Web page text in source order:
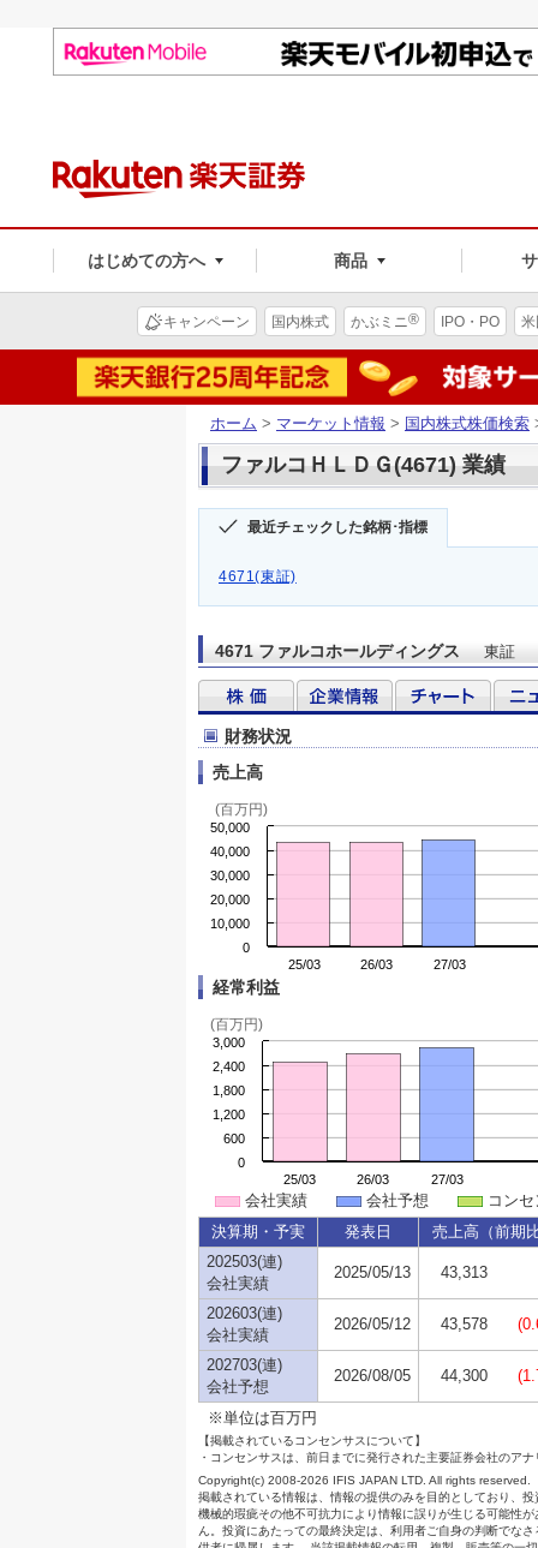
はじめての方へ 商品
キャンペーン 国内株式 かぶミニ® IPO・PO
ホーム > マーケット情報 > 国内株式株価検索
ファルコＨＬＤＧ(4671) 業績
最近チェックした銘柄･指標
4671(東証)
4671 ファルコホールディングス 東証